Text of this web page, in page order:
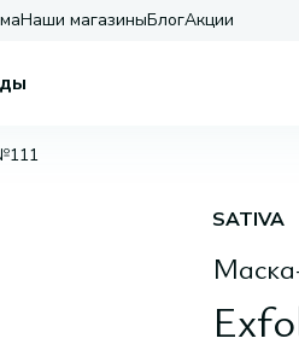
Наши магазиныБлогАкции
SATIVA